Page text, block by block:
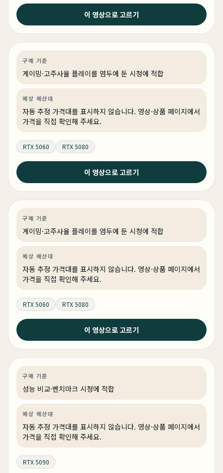
이 영상으로 고르기
2026년 6월 21일
왜 비싼거 사요? 이거면 충분합니다. 롤, 발로란트, 배그
다 잘 됩니다.
구매 기준
게이밍·고주사율 플레이를 염두에 둔 시청에 적합
예상 예산대
자동 추정 가격대를 표시하지 않습니다. 영상·상품 페이지에서
가격을 직접 확인해 주세요.
RTX 5060 RTX 5080
이 영상으로 고르기
2026년 6월 6일
6월 조립 컴퓨터 추천 견적 | 최악의 상반기 결산 | 성능검
증 100% 완료 !
구매 기준
게이밍·고주사율 플레이를 염두에 둔 시청에 적합
예상 예산대
자동 추정 가격대를 표시하지 않습니다. 영상·상품 페이지에서
가격을 직접 확인해 주세요.
RTX 5060 RTX 5080
이 영상으로 고르기
영상편집·디자인
2026년 5월 27일
현시점 제일 좋은 컴퓨터가 뭐냐구요 ? 그래서 최고의 부
품들로만 꽉 채워서 만들어 봤습니다.
구매 기준
성능 비교·벤치마크 시청에 적합
예상 예산대
자동 추정 가격대를 표시하지 않습니다. 영상·상품 페이지에서
가격을 직접 확인해 주세요.
RTX 5090